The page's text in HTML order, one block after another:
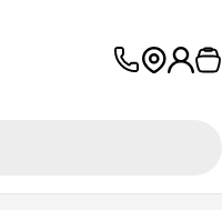
L
u